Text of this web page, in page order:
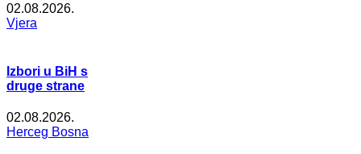
02.08.2026.
Vjera
Izbori u BiH s
druge strane
02.08.2026.
Herceg Bosna